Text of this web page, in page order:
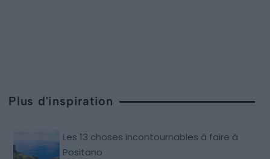
Plus d'inspiration
Les 13 choses incontournables à faire à
Positano